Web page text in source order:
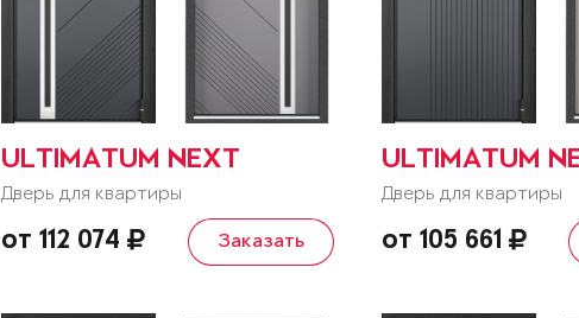
ULTIMATUM NEXT
Дверь для квартиры
от 112 074 Заказать
ULTIMATUM
Дверь для квартиры
от 105 661